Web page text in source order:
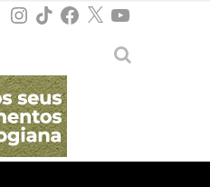
Instagram
TikTokFacebook
X YouTube